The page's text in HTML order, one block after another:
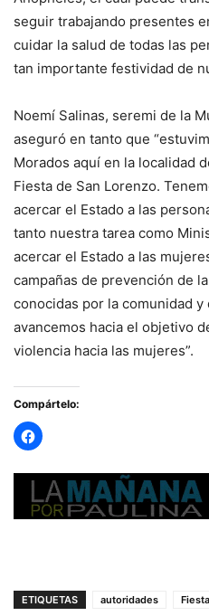
seguir trabajando presentes
cuidar la salud de todas las
tan importante festividad de
Noemí Salinas, seremi de la
aseguró en tanto que
Morados aquí en la localidad
Fiesta de San Lorenzo.
acercar el Estado a las
tanto nuestra tarea como
acercar el Estado a las
campañas de prevención de
conocidas por la comunidad
avancemos hacia el objetivo
violencia hacia las mujeres”.
Compártelo:
ETIQUETAS autoridades